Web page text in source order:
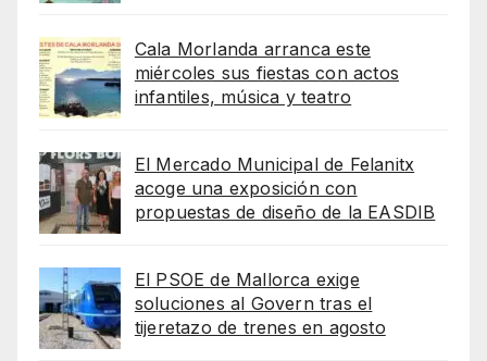
Cala Morlanda arranca este
miércoles sus fiestas con actos
infantiles, música y teatro
El Mercado Municipal de Felanitx
acoge una exposición con
propuestas de diseño de la EASDIB
El PSOE de Mallorca exige
soluciones al Govern tras el
tijeretazo de trenes en agosto